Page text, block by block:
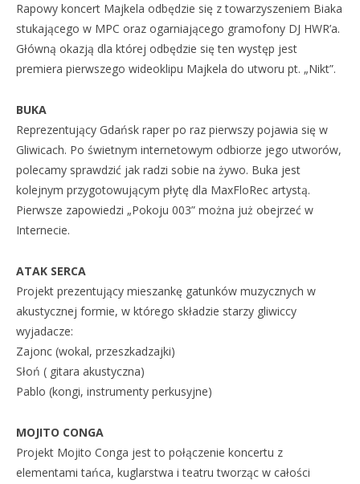
Rapowy koncert Majkela odbędzie się z towarzyszeniem Biaka
stukającego w MPC oraz ogarniającego gramofony DJ HWR’a.
Główną okazją dla której odbędzie się ten występ jest
premiera pierwszego wideoklipu Majkela do utworu pt. „Nikt”.
BUKA
Reprezentujący Gdańsk raper po raz pierwszy pojawia się w
Gliwicach. Po świetnym internetowym odbiorze jego utworów,
polecamy sprawdzić jak radzi sobie na żywo. Buka jest
kolejnym przygotowującym płytę dla MaxFloRec artystą.
Pierwsze zapowiedzi „Pokoju 003” można już obejrzeć w
Internecie.
ATAK SERCA
Projekt prezentujący mieszankę gatunków muzycznych w
akustycznej formie, w którego składzie starzy gliwiccy
wyjadacze:
Zajonc (wokal, przeszkadzajki)
Słoń ( gitara akustyczna)
Pablo (kongi, instrumenty perkusyjne)
MOJITO CONGA
Projekt Mojito Conga jest to połączenie koncertu z
elementami tańca, kuglarstwa i teatru tworząc w całości